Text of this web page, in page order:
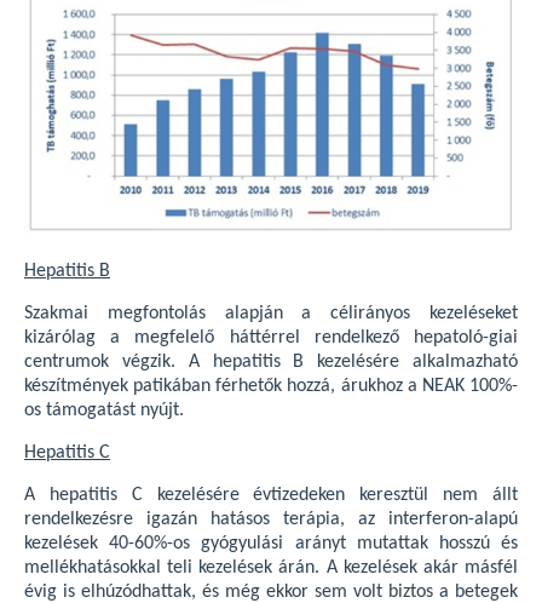
Hepatitis B
Szakmai megfontolás alapján a célirányos kezeléseket
kizárólag a megfelelő háttérrel rendelkező hepatoló-giai
centrumok végzik. A hepatitis B kezelésére alkalmazható
készítmények patikában férhetők hozzá, árukhoz a NEAK 100%-
os támogatást nyújt.
Hepatitis C
A hepatitis C kezelésére évtizedeken keresztül nem állt
rendelkezésre igazán hatásos terápia, az interferon-alapú
kezelések 40-60%-os gyógyulási arányt mutattak hosszú és
mellékhatásokkal teli kezelések árán. A kezelések akár másfél
évig is elhúzódhattak, és még ekkor sem volt biztos a betegek